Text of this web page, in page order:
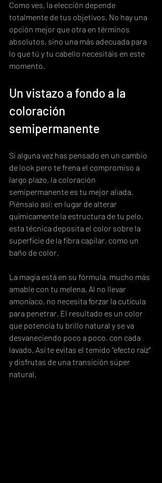
Como ves, la elección depende
totalmente de tus objetivos. No hay una
opción mejor que otra en términos
absolutos, sino una más adecuada para
lo que tú y tu cabello necesitáis en este
momento.
Un vistazo a fondo a la
coloración
semipermanente
Si alguna vez has pensado en un cambio
de look pero te frena el compromiso a
largo plazo, la coloración
semipermanente es tu mejor aliada.
Piénsalo así: en lugar de alterar
químicamente la estructura de tu pelo,
esta técnica deposita el color sobre la
superficie de la fibra capilar, como un
baño de color.
La magia está en su fórmula, mucho más
amable con tu melena. Al no llevar
amoníaco, no necesita forzar la cutícula
para penetrar. El resultado es un color
que potencia tu brillo natural y se va
desvaneciendo poco a poco, con cada
lavado. Así te evitas el temido "efecto raíz"
y disfrutas de una transición súper
natural.